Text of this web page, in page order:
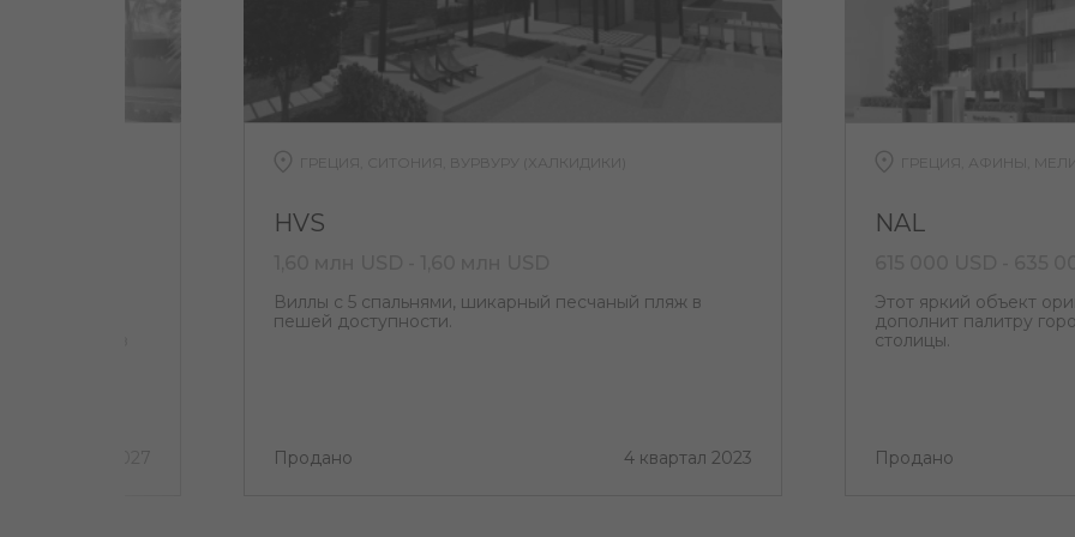
1 квартал 2027
ГРЕЦИЯ, СИТОНИЯ, ВУРВУРУ (ХАЛКИДИКИ)
HVS
Виллы с 5 спальнями, шикарный песчаный пляж в
пешей доступности.
Продано 4 квартал 2023
ГРЕЦИЯ, АФИНЫ,
NAL
Этот яркий объект
дополнит палитру
столицы.
Продано